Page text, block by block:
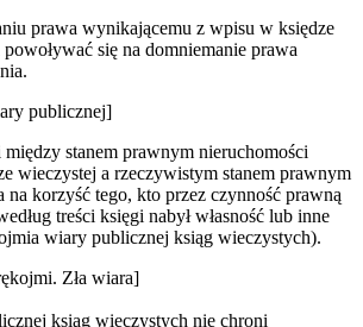
prawa wynikającemu z wpisu w księdze
się na domniemanie prawa
publicznej]
stanem prawnym nieruchomości
wieczystej a rzeczywistym stanem prawnym
na korzyść tego, kto przez czynność prawną
treści księgi nabył własność lub inne
wiary publicznej ksiąg wieczystych).
Zła wiara]
ksiąg wieczystych nie chroni